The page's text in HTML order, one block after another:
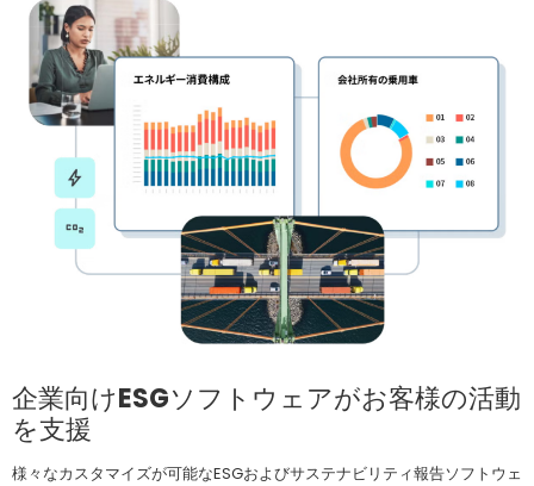
企業向けESGソフトウェアがお客様の活動
を支援
様々なカスタマイズが可能なESGおよびサステナビリティ報告ソフトウェ